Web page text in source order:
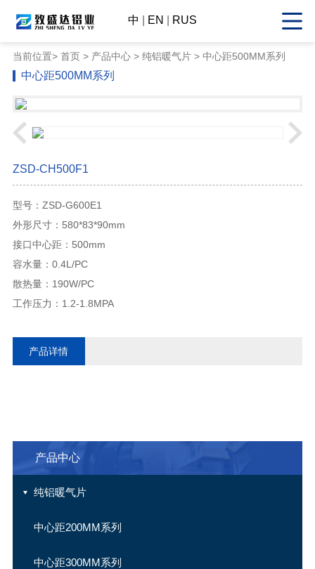
中 EN RUS
当前位置> 首页> 产品中心> 纯铝暖气片 > 中心距500MM系列
中心距500MM系列
ZSD-CH500F1
型号：ZSD-G600E1
外形尺寸：580*83*90mm
接口中心距：500mm
容水量：0.4L/PC
散热量：190W/PC
工作压力：1.2-1.8MPA
产品详情
产品中心
纯铝暖气片
中心距200MM系列
中心距300MM系列